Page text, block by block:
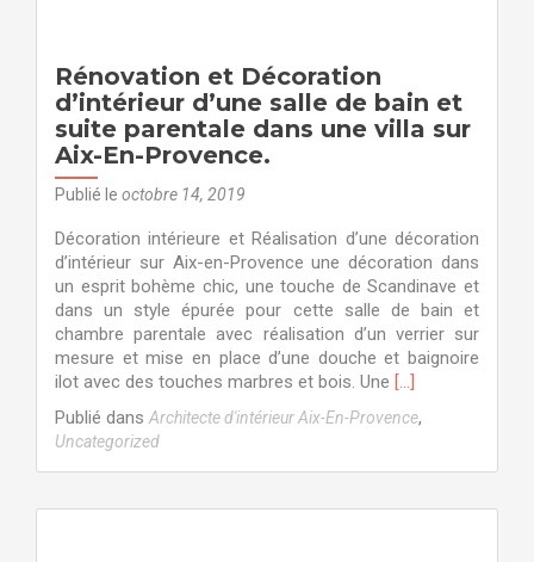
dans
un
style
sur
Aix-
En-
Provence
par
des
architectes
d’intérieur
Rénovation et Décoration
d’intérieur d’une salle de bain et
suite parentale dans une villa sur
Aix-En-Provence.
Publié le octobre 14, 2019
Décoration intérieure et Réalisation d’une décoration
d’intérieur sur Aix-en-Provence une décoration dans
un esprit bohème chic, une touche de Scandinave et
dans un style épurée pour cette salle de bain et
chambre parentale avec réalisation d’un verrier sur
mesure et mise en place d’une douche et baignoire
ilot avec des touches marbres et bois. Une En
plus
et
[…]
Publié dans Architecte d'intérieur Aix-En-Provence,
Uncategorized